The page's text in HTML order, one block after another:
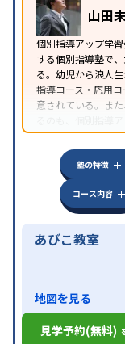
山田
個別指導アップ学
する個別指導塾で
る。幼児から浪人
指導コース・応用
意されている。ま
るのも、個別指導
塾の特徴
コース内容
あびこ教室
地図を見る
見学予約(無料)